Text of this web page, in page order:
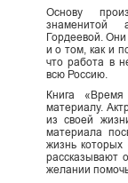
Основу
знаменитой
Гордеевой.
и о том, как и
что работа в
всю Россию.
Книга
материалу.
из своей
материала
жизнь
рассказывают
желании